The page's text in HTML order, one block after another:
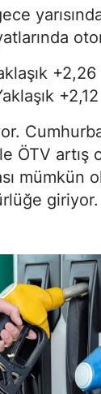
+2,26
ÖTV artış
giriyor.